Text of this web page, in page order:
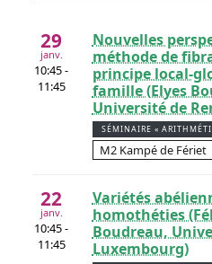
29
janv.
10:45 -
11:45
Nouvelles
méthode de
principe local-
famille (Elyes
Université de
SÉMINAIRE «
M2 Kampé de Fériet
22
janv.
10:45 -
11:45
Variétés
homothéties
Boudreau,
Luxembourg)